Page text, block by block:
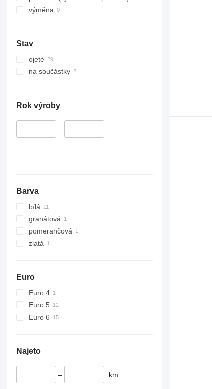
výměna
Stav
ojeté
na součástky
Rok výroby
–
Barva
bílá
granátová
pomerančová
zlatá
Euro
Euro 4
Euro 5
Euro 6
Najeto
– km